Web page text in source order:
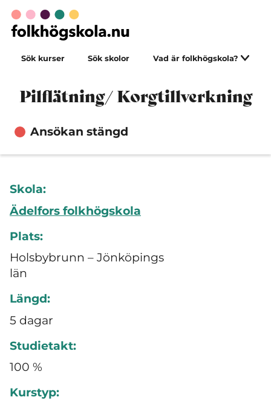
Sök kurser Sök skolor Vad är folkhögskola?
Pilflätning/ Korgtillverkning
Ansökan stängd
Skola:
Ädelfors folkhögskola
Plats:
Holsbybrunn – Jönköpings
län
Längd:
5 dagar
Studietakt:
100 %
Kurstyp: